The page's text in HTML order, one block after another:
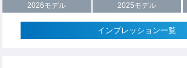
2026モデル 2025モデル
インプレッション一覧